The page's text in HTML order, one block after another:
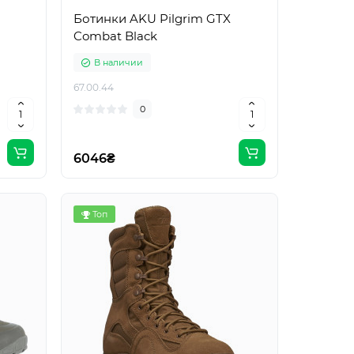
Ботинки AKU Pilgrim GTX
Combat Black
В наличии
67.00.44
0
6046₴
Топ